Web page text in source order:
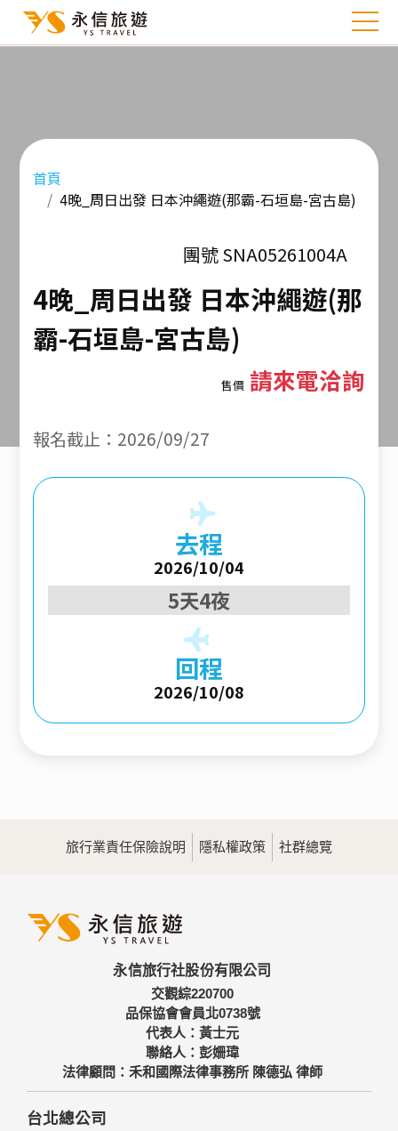
首頁
4晚_周日出發 日本沖繩遊(那霸-石垣島-宮古島)
團號 SNA05261004A
4晚_周日出發 日本沖繩遊(那
霸-石垣島-宮古島)
售價請來電洽詢
報名截止：2026/09/27
去程
2026/10/04
5天4夜
回程
2026/10/08
旅行業責任保險說明 隱私權政策 社群總覽
永信旅行社股份有限公司
交觀綜220700
品保協會會員北0738號
代表人：黃士元
聯絡人：彭姍瑋
法律顧問：禾和國際法律事務所 陳德弘 律師
台北總公司